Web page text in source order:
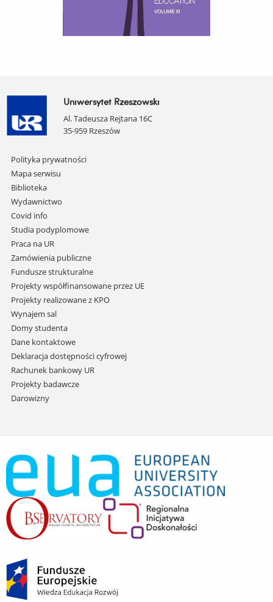
Uniwersytet Rzeszowski
Al. Tadeusza Rejtana 16C
35-959 Rzeszów
Pomiń
nawigację
i
przejdź
do
treści
Polityka prywatności
Mapa serwisu
Biblioteka
Wydawnictwo
Covid info
Studia podyplomowe
Praca na UR
Zamówienia publiczne
Fundusze strukturalne
Projekty współfinansowane przez UE
Projekty realizowane z KPO
Wynajem sal
Domy studenta
Dane kontaktowe
Deklaracja dostępności cyfrowej
Rachunek bankowy UR
Projekty badawcze
Darowizny